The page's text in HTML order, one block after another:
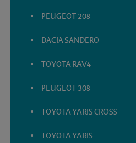
PEUGEOT 208
DACIA SANDERO
TOYOTA RAV4
PEUGEOT 308
TOYOTA YARIS CROSS
TOYOTA YARIS